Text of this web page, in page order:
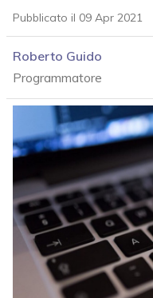
Pubblicato il 09 Apr 2021
Roberto Guido
Programmatore